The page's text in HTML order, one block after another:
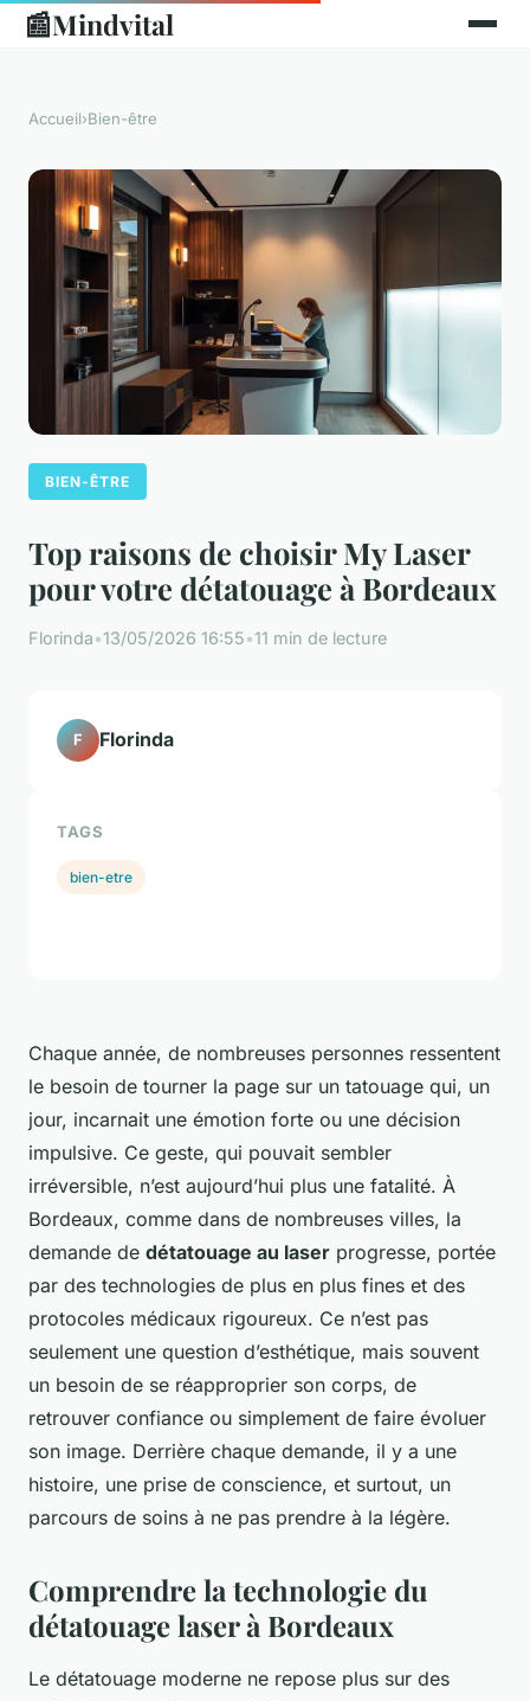
📰Mindvital
Accueil›Bien-être
BIEN-ÊTRE
Top raisons de choisir My Laser
pour votre détatouage à Bordeaux
Florinda•13/05/2026 16:55•11 min de lecture
Chaque année, de nombreuses personnes ressentent
le besoin de tourner la page sur un tatouage qui, un
jour, incarnait une émotion forte ou une décision
impulsive. Ce geste, qui pouvait sembler
irréversible, n’est aujourd’hui plus une fatalité. À
Bordeaux, comme dans de nombreuses villes, la
demande de détatouage au laser progresse, portée
par des technologies de plus en plus fines et des
protocoles médicaux rigoureux. Ce n’est pas
seulement une question d’esthétique, mais souvent
un besoin de se réapproprier son corps, de
retrouver confiance ou simplement de faire évoluer
son image. Derrière chaque demande, il y a une
histoire, une prise de conscience, et surtout, un
parcours de soins à ne pas prendre à la légère.
Comprendre la technologie du
détatouage laser à Bordeaux
Le détatouage moderne ne repose plus sur des
F Florinda
TAGS
bien-etre